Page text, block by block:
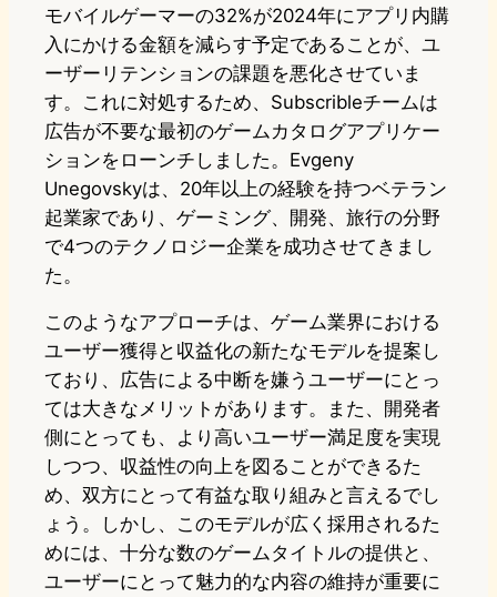
モバイルゲーマーの32%が2024年にアプリ内購
入にかける金額を減らす予定であることが、ユ
ーザーリテンションの課題を悪化させていま
す。これに対処するため、Subscribleチームは
広告が不要な最初のゲームカタログアプリケー
ションをローンチしました。Evgeny
Unegovskyは、20年以上の経験を持つベテラン
起業家であり、ゲーミング、開発、旅行の分野
で4つのテクノロジー企業を成功させてきまし
た。
このようなアプローチは、ゲーム業界における
ユーザー獲得と収益化の新たなモデルを提案し
ており、広告による中断を嫌うユーザーにとっ
ては大きなメリットがあります。また、開発者
側にとっても、より高いユーザー満足度を実現
しつつ、収益性の向上を図ることができるた
め、双方にとって有益な取り組みと言えるでし
ょう。しかし、このモデルが広く採用されるた
めには、十分な数のゲームタイトルの提供と、
ユーザーにとって魅力的な内容の維持が重要に